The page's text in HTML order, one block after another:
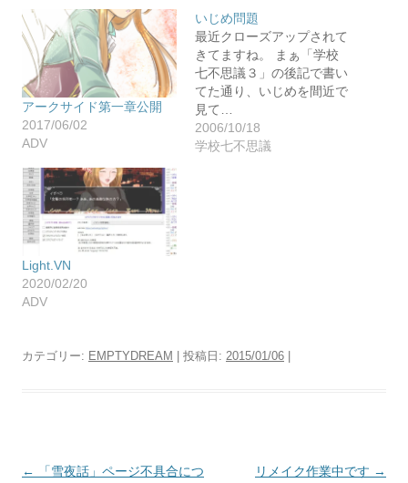
アークサイド第一章公開
2017/06/02
ADV
いじめ問題
最近クローズアップされて
きてますね。 まぁ「学校
七不思議３」の後記で書い
てた通り、いじめを間近で
見て…
2006/10/18
学校七不思議
Light.VN
2020/02/20
ADV
カテゴリー: EMPTYDREAM | 投稿日: 2015/01/06
投
←
「雪夜話」ページ不具合につ
リメイク作業中です →